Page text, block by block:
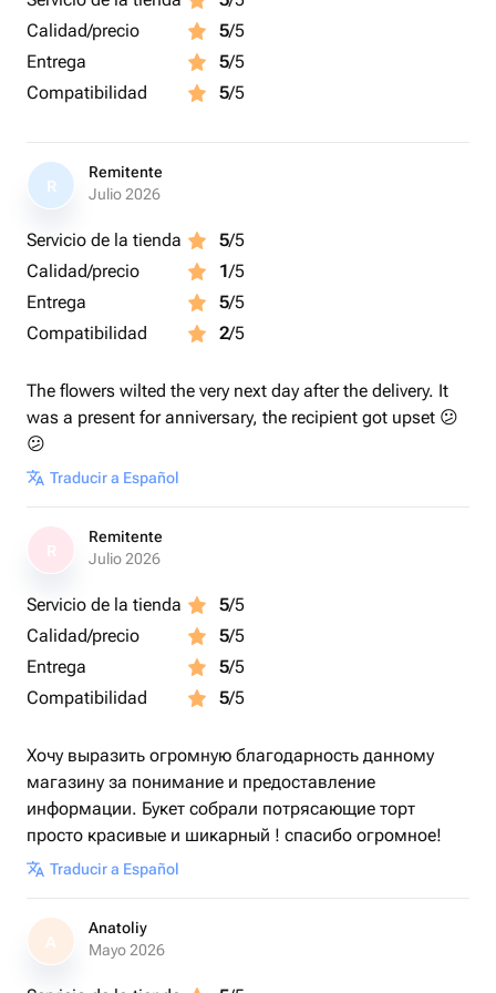
Фонтан на грузике:
-фольгированная звезда золото 46 см - 3 шт;
-фольгированная звезда розовая 46 см - 2 шт;
-фольгированная звезда серебро 46 см С Днём
Calidad/precio
5/5
Entrega
5/5
Compatibilidad
5/5
R
Remitente
Julio 2026
Servicio de la tienda 5/5
Calidad/precio
1/5
Entrega
5/5
Compatibilidad
2/5
The flowers wilted the very next day after the delivery. It
was a present for anniversary, the recipient got upset 😕
😕
Traducir a Español
Remitente
Julio 2026
Servicio de la tienda 5/5
Calidad/precio
5/5
Entrega
5/5
Compatibilidad
5/5
Хочу выразить огромную благодарность данному
магазину за понимание и предоставление
информации. Букет собрали потрясающие торт
просто красивые и шикарный ! спасибо огромное!
Traducir a Español
A
Anatoliy
Mayo 2026